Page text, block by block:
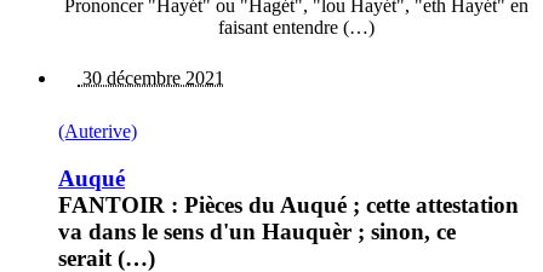
Prononcer "Hayét" ou "Hagét", "lou Hayét", "eth Hayét" en
faisant entendre (…)
30 décembre 2021
(Auterive)
Auqué
FANTOIR : Pièces du Auqué ; cette attestation
va dans le sens d'un Hauquèr ; sinon, ce
serait (…)